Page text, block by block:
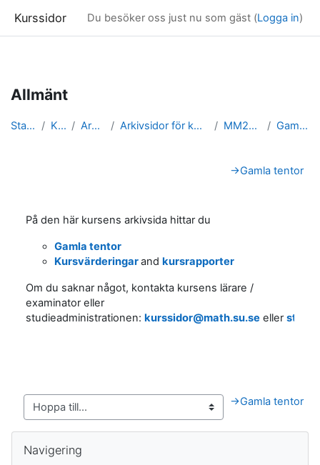
Kurssidor Du besöker oss just nu som gäst (Logga in)
Allmänt
Startsida Kurser Arkivsidor Arkivsidor för kurser i Matematik MM2004_arkiv Gamla tentor
→Gamla tentor
På den här kursens arkivsida hittar du
Gamla tentor
Kursvärderingarand kursrapporter
Om du saknar något, kontakta kursens lärare /
examinator eller
studieadministrationen: kurssidor@math.su.se eller
→Gamla tentor
Navigering